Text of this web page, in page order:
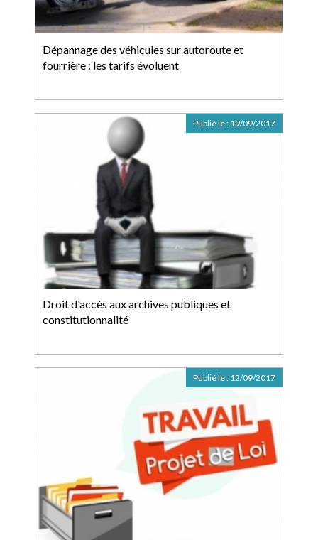
Dépannage des véhicules sur autoroute et
fourrière : les tarifs évoluent
Droit d'accès aux archives publiques et
constitutionnalité
Publié le : 19/09/2017
Publié le : 12/09/2017